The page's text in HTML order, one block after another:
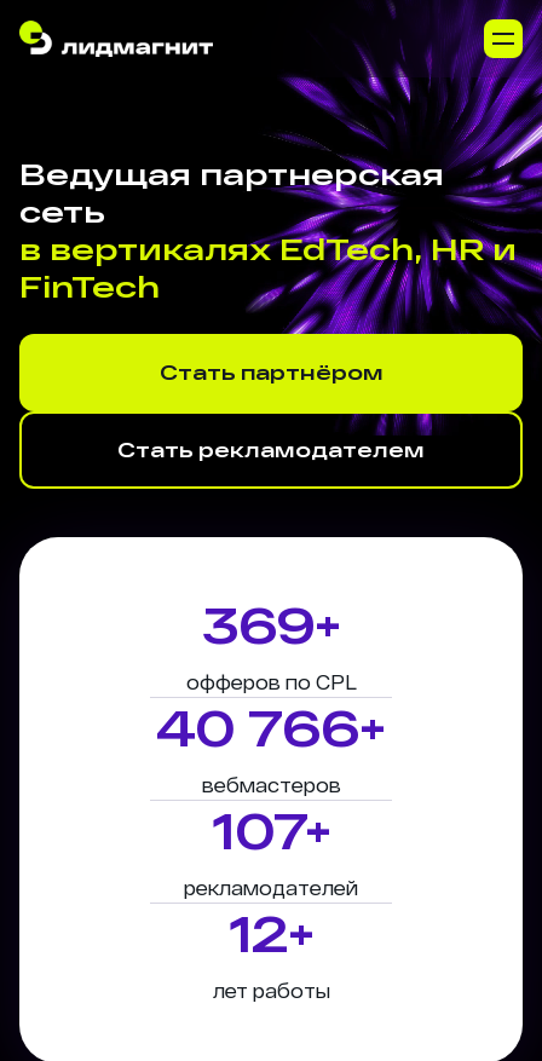
Ведущая партнерская
сеть
в вертикалях EdTech, HR и
FinTech
Стать партнёром
Стать рекламодателем
369+
офферов по CPL
40 766+
вебмастеров
107+
рекламодателей
12+
лет работы